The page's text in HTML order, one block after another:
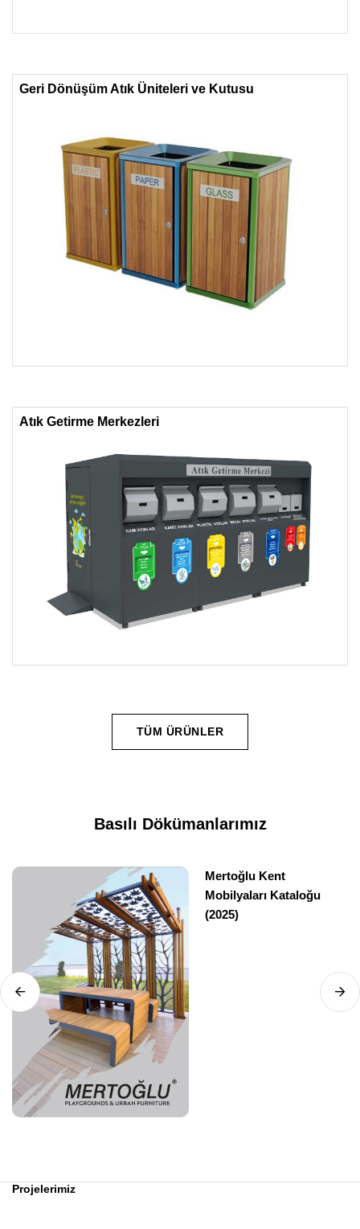
Geri Dönüşüm Atık Üniteleri ve Kutusu
Atık Getirme Merkezleri
TÜM ÜRÜNLER
Basılı Dökümanlarımız
Mertoğlu Kent
Mobilyaları Kataloğu
(2025)
Projelerimiz